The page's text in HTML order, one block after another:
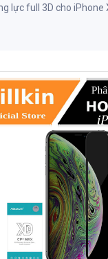
lực full 3D cho iPhone